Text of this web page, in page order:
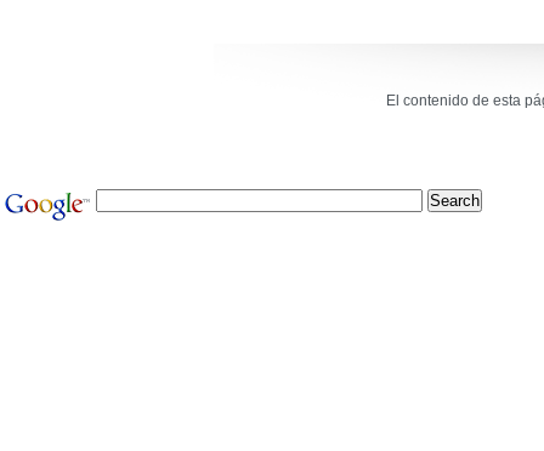
El contenido de esta